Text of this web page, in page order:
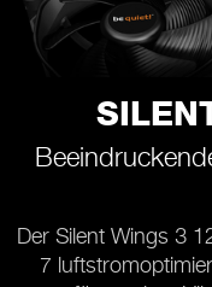
Der Silent Wings 3
7